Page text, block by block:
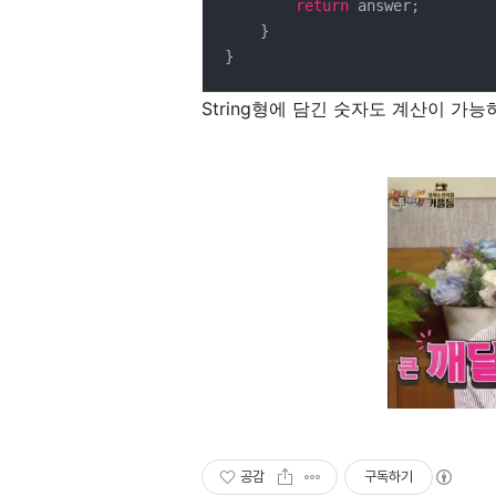
return answer;
}
String형에 담긴 숫자도 계산이 가능
공감 구독하기